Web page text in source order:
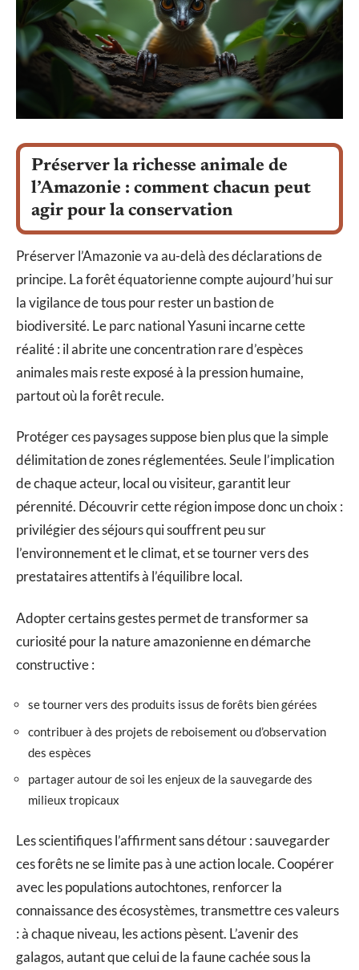
Préserver la richesse animale de
l’Amazonie : comment chacun peut
agir pour la conservation
Préserver l’Amazonie va au-delà des déclarations de
principe. La forêt équatorienne compte aujourd’hui sur
la vigilance de tous pour rester un bastion de
biodiversité. Le parc national Yasuni incarne cette
réalité : il abrite une concentration rare d’espèces
animales mais reste exposé à la pression humaine,
partout où la forêt recule.
Protéger ces paysages suppose bien plus que la simple
délimitation de zones réglementées. Seule l’implication
de chaque acteur, local ou visiteur, garantit leur
pérennité. Découvrir cette région impose donc un choix :
privilégier des séjours qui souffrent peu sur
l’environnement et le climat, et se tourner vers des
prestataires attentifs à l’équilibre local.
Adopter certains gestes permet de transformer sa
curiosité pour la nature amazonienne en démarche
constructive :
se tourner vers des produits issus de forêts bien gérées
contribuer à des projets de reboisement ou d’observation
des espèces
partager autour de soi les enjeux de la sauvegarde des
milieux tropicaux
Les scientifiques l’affirment sans détour : sauvegarder
ces forêts ne se limite pas à une action locale. Coopérer
avec les populations autochtones, renforcer la
connaissance des écosystèmes, transmettre ces valeurs
: à chaque niveau, les actions pèsent. L’avenir des
galagos, autant que celui de la faune cachée sous la